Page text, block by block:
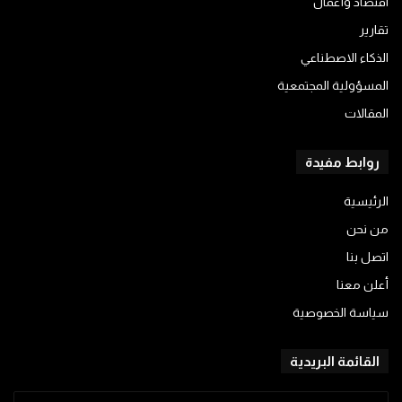
تقارير
الذكاء الاصطناعي
المسؤولية المجتمعية
المقالات
روابط مفيدة
الرئيسية
من نحن
اتصل بنا
أعلن معنا
سياسة الخصوصية
القائمة البريدية